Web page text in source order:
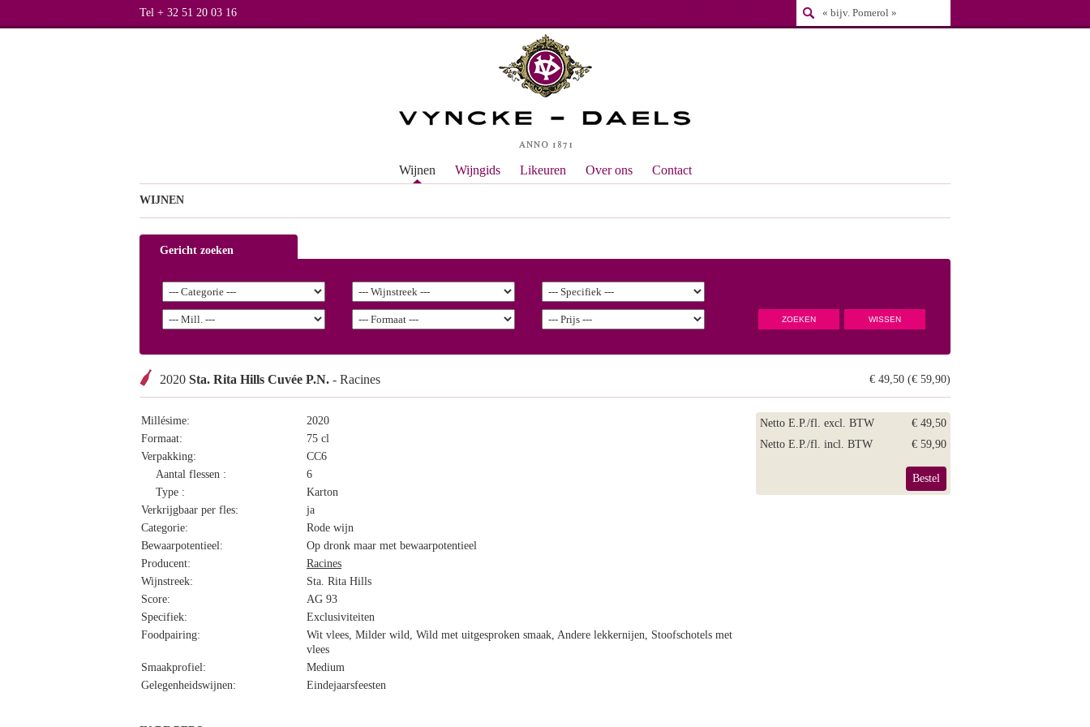
Tel + 32 51 20 03 16
Wijnen Wijngids Likeuren Over ons Contact
WIJNEN
Gericht zoeken
2020 Sta. Rita Hills Cuvée P.N. - Racines € 49,50 (€ 59,90)
Millésime:
2020
Formaat:
75 cl
Verpakking:
CC6
Aantal flessen :
6
Type :
Karton
Verkrijgbaar per fles:
ja
Categorie:
Rode wijn
Bewaarpotentieel:
Op dronk maar met bewaarpotentieel
Producent:
Racines
Wijnstreek:
Sta. Rita Hills
Score:
AG 93
Specifiek:
Exclusiviteiten
Foodpairing:
Wit vlees, Milder wild, Wild met uitgesproken smaak, Andere lekkernijen, Stoofschotels met
vlees
Smaakprofiel:
Medium
Gelegenheidswijnen:
Eindejaarsfeesten
Netto E.P./fl. excl. BTW
€ 49,50
Netto E.P./fl. incl. BTW
€ 59,90
Bestel